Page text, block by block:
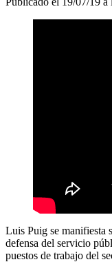
Luis Puig se manifiesta
defensa del servicio
puestos de trabajo del